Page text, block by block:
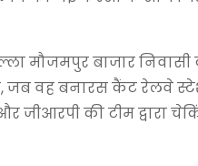
मौजमपुर बाजार
वह बनारस कैंट रेलवे
जीआरपी की टीम द्वारा